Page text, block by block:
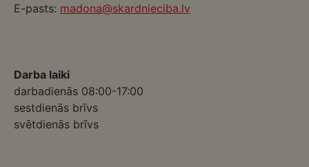
E-pasts: madona@skardnieciba.lv
Darba laiki
darbadienās 08:00-17:00
sestdienās brīvs
svētdienās brīvs